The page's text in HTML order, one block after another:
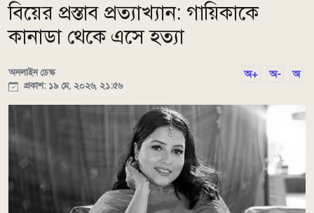
বিয়ের প্রস্তাব প্রত্যাখ্যান: গায়িকাকে
কানাডা থেকে এসে হত্যা
অনলাইন ডেস্ক
প্রকাশ: ১৯ মে, ২০২৬, ২১:৫৬
অ+ অ- অ